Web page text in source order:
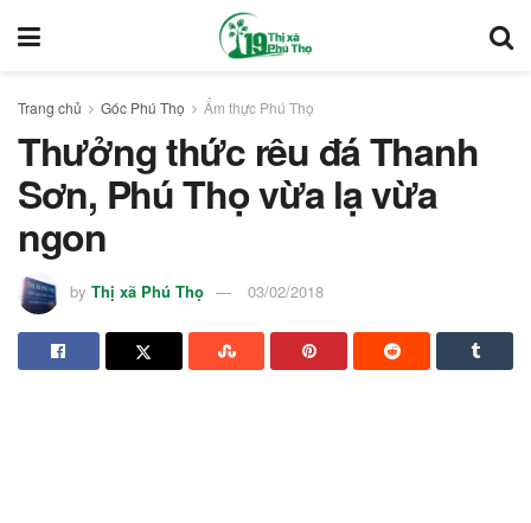
Trang chủ Góc Phú Thọ Ẩm thực Phú Thọ
Thưởng thức rêu đá Thanh
Sơn, Phú Thọ vừa lạ vừa
ngon
by Thị xã Phú Thọ 03/02/2018